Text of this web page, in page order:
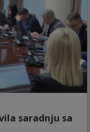
saradnju sa